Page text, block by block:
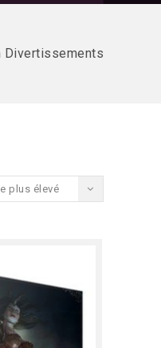
Divertissements
plus élevé